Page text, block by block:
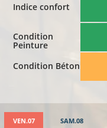
Indice confort
Condition
Peinture
Condition Béton
VEN.07 SAM.08